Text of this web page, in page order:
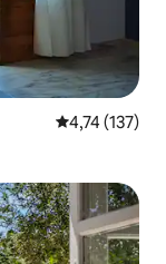
Середня
4,74 (137)